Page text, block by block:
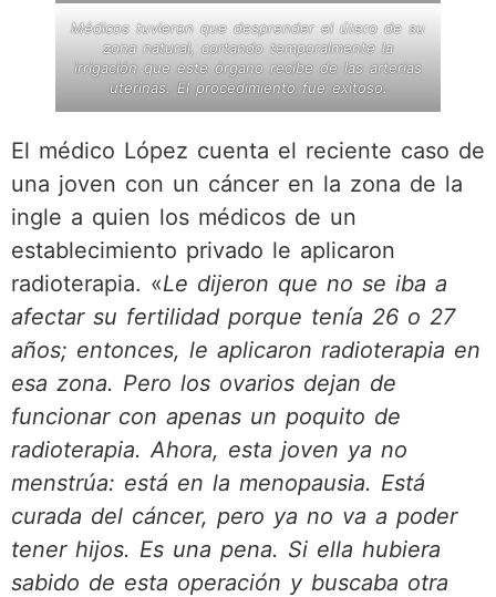
Médicos tuvieron que desprender el útero de su
zona natural, cortando temporalmente la
irrigación que este órgano recibe de las arterias
uterinas. El procedimiento fue exitoso.
El médico López cuenta el reciente caso de
una joven con un cáncer en la zona de la
ingle a quien los médicos de un
establecimiento privado le aplicaron
radioterapia. «Le dijeron que no se iba a
afectar su fertilidad porque tenía 26 o 27
años; entonces, le aplicaron radioterapia en
esa zona. Pero los ovarios dejan de
funcionar con apenas un poquito de
radioterapia. Ahora, esta joven ya no
menstrúa: está en la menopausia. Está
curada del cáncer, pero ya no va a poder
tener hijos. Es una pena. Si ella hubiera
sabido de esta operación y buscaba otra